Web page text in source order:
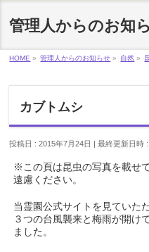
管理人からのお知
HOME » 管理人からのお知らせ » 自然 »
カブトムシ
投稿日 : 2015年7月24日 最終更新日時
※この頁は昆虫の写真を載せ
遠慮ください。
当霊園公式サイトを見ていた
３つの台風襲来と梅雨が開け
ました。